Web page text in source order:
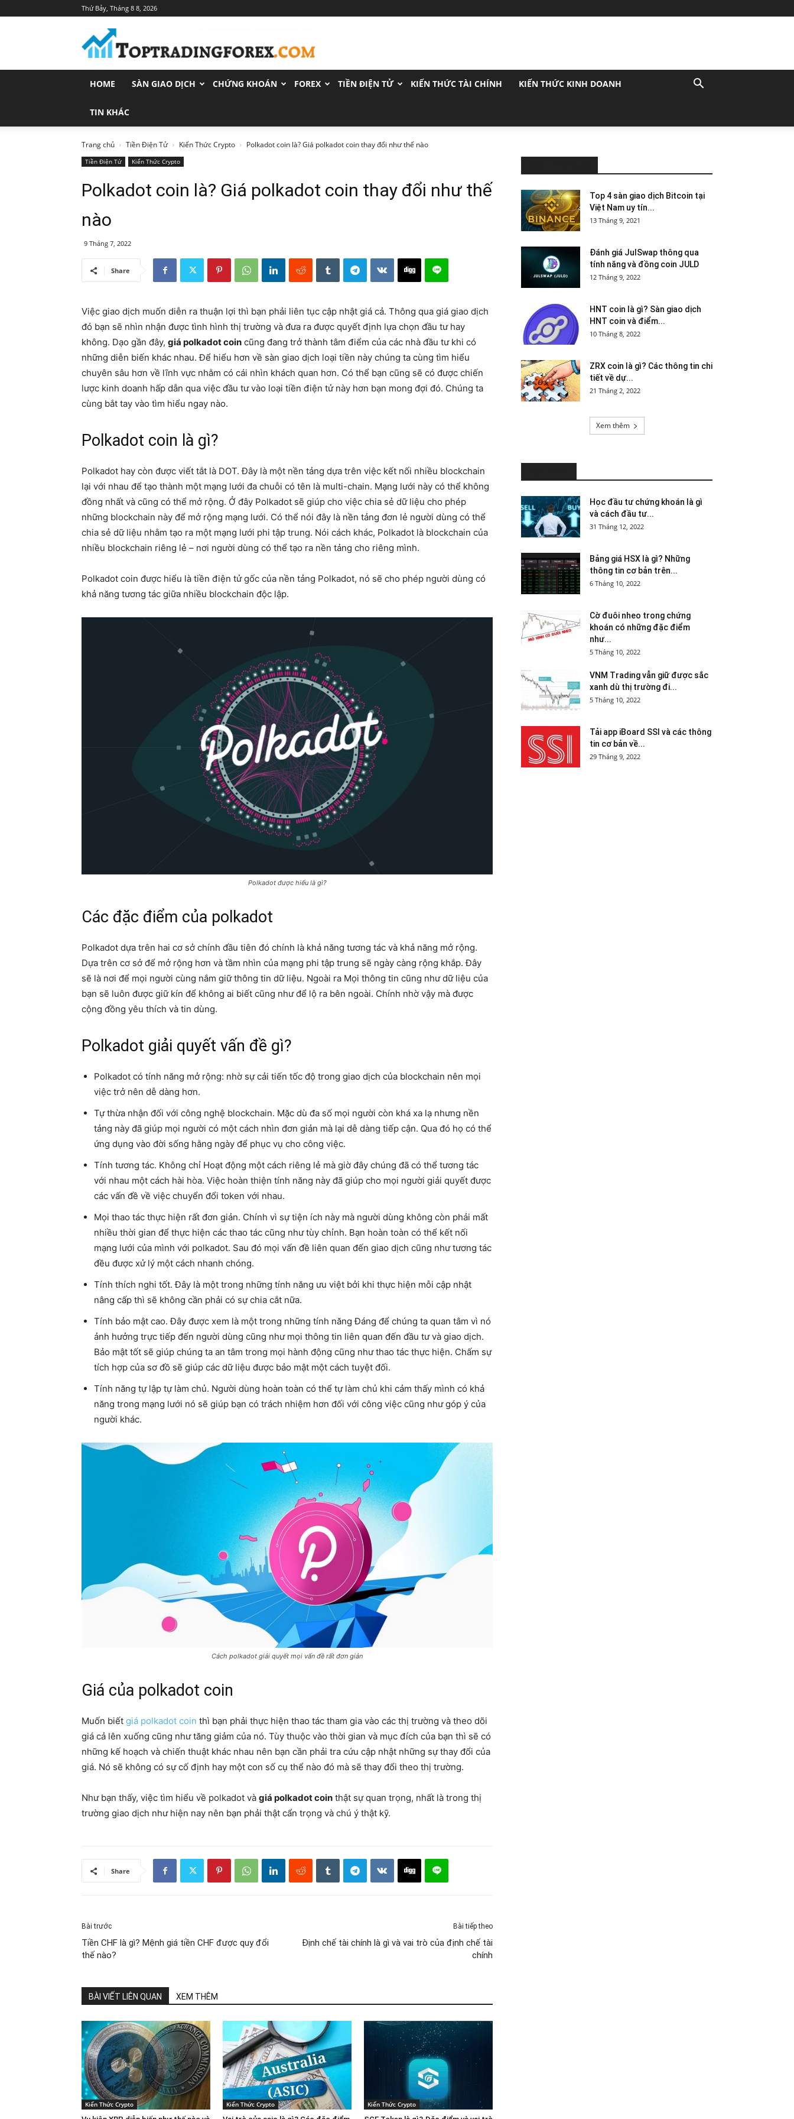
Thứ Bảy, Tháng 8 8, 2026
Trang
Tin
Tức
Đầu
HOME SÀN GIAO DỊCH CHỨNG KHOÁN FOREX TIỀN ĐIỆN TỬ KIẾN THỨC TÀI CHÍNH KIẾN THỨC KINH DOANH
TIN KHÁC
Trang chủ Tiền Điện Tử Kiến Thức Crypto Polkadot coin là? Giá polkadot coin thay đổi như thế nào
Tiền Điện Tử Kiến Thức Crypto
Polkadot coin là? Giá polkadot coin thay đổi như thế
nào
9 Tháng 7, 2022
Share
Việc giao dịch muốn diễn ra thuận lợi thì bạn phải liên tục cập nhật giá cả. Thông qua giá giao dịch
đó bạn sẽ nhìn nhận được tình hình thị trường và đưa ra được quyết định lựa chọn đầu tư hay
không. Dạo gần đây, giá polkadot coin cũng đang trở thành tâm điểm của các nhà đầu tư khi có
những diễn biến khác nhau. Để hiểu hơn về sàn giao dịch loại tiền này chúng ta cùng tìm hiểu
chuyên sâu hơn về lĩnh vực nhằm có cái nhìn khách quan hơn. Có thể bạn cũng sẽ có được chiến
lược kinh doanh hấp dẫn qua việc đầu tư vào loại tiền điện tử này hơn bạn mong đợi đó. Chúng ta
cùng bắt tay vào tìm hiểu ngay nào.
Polkadot coin là gì?
Polkadot hay còn được viết tắt là DOT. Đây là một nền tảng dựa trên việc kết nối nhiều blockchain
lại với nhau để tạo thành một mạng lưới đa chuỗi có tên là multi-chain. Mạng lưới này có thể không
đồng nhất và cũng có thể mở rộng. Ở đây Polkadot sẽ giúp cho việc chia sẻ dữ liệu cho phép
những blockchain này để mở rộng mạng lưới. Có thể nói đây là nền tảng đơn lẻ người dùng có thể
chia sẻ dữ liệu nhằm tạo ra một mạng lưới phi tập trung. Nói cách khác, Polkadot là blockchain của
nhiều blockchain riêng lẻ – nơi người dùng có thể tạo ra nền tảng cho riêng mình.
Polkadot coin được hiểu là tiền điện tử gốc của nền tảng Polkadot, nó sẽ cho phép người dùng có
khả năng tương tác giữa nhiều blockchain độc lập.
Polkadot được hiểu là gì?
Các đặc điểm của polkadot
Polkadot dựa trên hai cơ sở chính đầu tiên đó chính là khả năng tương tác và khả năng mở rộng.
Dựa trên cơ sở để mở rộng hơn và tầm nhìn của mạng phi tập trung sẽ ngày càng rộng khắp. Đây
sẽ là nơi để mọi người cùng nắm giữ thông tin dữ liệu. Ngoài ra Mọi thông tin cũng như dữ liệu của
bạn sẽ luôn được giữ kín để không ai biết cũng như để lộ ra bên ngoài. Chính nhờ vậy mà được
cộng đồng yêu thích và tin dùng.
Polkadot giải quyết vấn đề gì?
Polkadot có tính năng mở rộng: nhờ sự cải tiến tốc độ trong giao dịch của blockchain nên mọi
việc trở nên dễ dàng hơn.
Tự thừa nhận đối với công nghệ blockchain. Mặc dù đa số mọi người còn khá xa lạ nhưng nền
tảng này đã giúp mọi người có một cách nhìn đơn giản mà lại dễ dàng tiếp cận. Qua đó họ có thể
ứng dụng vào đời sống hằng ngày để phục vụ cho công việc.
Tính tương tác. Không chỉ Hoạt động một cách riêng lẻ mà giờ đây chúng đã có thể tương tác
với nhau một cách hài hòa. Việc hoàn thiện tính năng này đã giúp cho mọi người giải quyết được
các vấn đề về việc chuyển đổi token với nhau.
Mọi thao tác thực hiện rất đơn giản. Chính vì sự tiện ích này mà người dùng không còn phải mất
nhiều thời gian để thực hiện các thao tác cũng như tùy chỉnh. Bạn hoàn toàn có thể kết nối
mạng lưới của mình với polkadot. Sau đó mọi vấn đề liên quan đến giao dịch cũng như tương tác
đều được xử lý một cách nhanh chóng.
Tính thích nghi tốt. Đây là một trong những tính năng ưu việt bởi khi thực hiện mỗi cập nhật
nâng cấp thì sẽ không cần phải có sự chia cắt nữa.
Tính bảo mật cao. Đây được xem là một trong những tính năng Đáng để chúng ta quan tâm vì nó
ảnh hưởng trực tiếp đến người dùng cũng như mọi thông tin liên quan đến đầu tư và giao dịch.
Bảo mật tốt sẽ giúp chúng ta an tâm trong mọi hành động cũng như thao tác thực hiện. Chấm sự
tích hợp của sơ đồ sẽ giúp các dữ liệu được bảo mật một cách tuyệt đối.
Tính năng tự lập tự làm chủ. Người dùng hoàn toàn có thể tự làm chủ khi cảm thấy mình có khả
năng trong mạng lưới nó sẽ giúp bạn có trách nhiệm hơn đối với công việc cũng như góp ý của
người khác.
Cách polkadot giải quyết mọi vấn đề rất đơn giản
Giá của polkadot coin
Muốn biết giá polkadot coin thì bạn phải thực hiện thao tác tham gia vào các thị trường và theo dõi
giá cả lên xuống cũng như tăng giảm của nó. Tùy thuộc vào thời gian và mục đích của bạn thì sẽ có
những kế hoạch và chiến thuật khác nhau nên bạn cần phải tra cứu cập nhật những sự thay đổi của
giá. Nó sẽ không có sự cố định hay một con số cụ thể nào đó mà sẽ thay đổi theo thị trường.
Như bạn thấy, việc tìm hiểu về polkadot và giá polkadot coin thật sự quan trọng, nhất là trong thị
trường giao dịch như hiện nay nên bạn phải thật cẩn trọng và chú ý thật kỹ.
Share
Bài trước
Tiền CHF là gì? Mệnh giá tiền CHF được quy đổi
thế nào?
Bài tiếp theo
Định chế tài chính là gì và vai trò của định chế tài
chính
BÀI VIẾT LIÊN QUAN XEM THÊM
Kiến Thức Crypto Kiến Thức Crypto Kiến Thức Crypto
Top 4 sàn giao dịch Bitcoin tại
Việt Nam uy tín...
13 Tháng 9, 2021
Đánh giá JulSwap thông qua
tính năng và đồng coin JULD
12 Tháng 9, 2022
HNT coin là gì? Sàn giao dịch
HNT coin và điểm...
10 Tháng 8, 2022
ZRX coin là gì? Các thông tin chi
tiết về dự...
21 Tháng 2, 2022
Xem thêm
Học đầu tư chứng khoán là gì
và cách đầu tư...
31 Tháng 12, 2022
Bảng giá HSX là gì? Những
thông tin cơ bản trên...
6 Tháng 10, 2022
Cờ đuôi nheo trong chứng
khoán có những đặc điểm
như...
5 Tháng 10, 2022
VNM Trading vẫn giữ được sắc
xanh dù thị trường đi...
5 Tháng 10, 2022
Tải app iBoard SSI và các thông
tin cơ bản về...
29 Tháng 9, 2022